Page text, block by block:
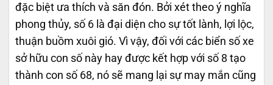
đặc biệt ưa thích và săn đón. Bởi xét theo ý nghĩa
phong thủy, số 6 là đại diện cho sự tốt lành, lợi lộc,
thuận buồm xuôi gió. Vì vậy, đối với các biển số xe
sở hữu con số này hay được kết hợp với số 8 tạo
thành con số 68, nó sẽ mang lại sự may mắn cũng